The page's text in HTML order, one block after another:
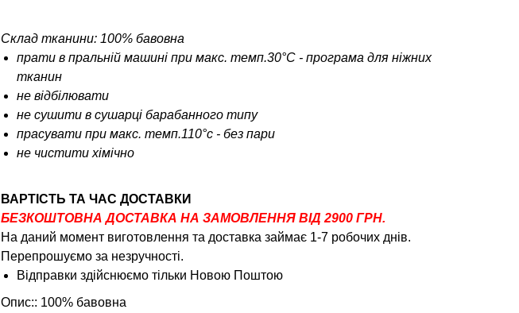
Склад тканини: 100% бавовна
прати в пральній машині при макс. темп.30°С - програма для ніжних
тканин
не відбілювати
не сушити в сушарці барабанного типу
прасувати при макс. темп.110°c - без пари
не чистити хімічно
ВАРТІСТЬ ТА ЧАС ДОСТАВКИ
БЕЗКОШТОВНА ДОСТАВКА НА ЗАМОВЛЕННЯ ВІД 2900 ГРН.
На даний момент виготовлення та доставка займає 1-7 робочих днів.
Перепрошуємо за незручності.
Відправки здійснюємо тільки Новою Поштою
Опис:: 100% бавовна